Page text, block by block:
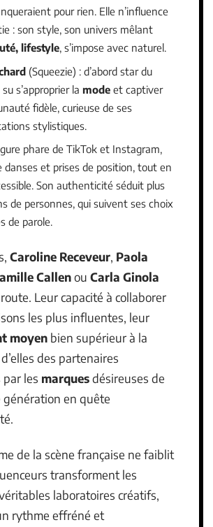
pour rien. Elle n’influence
: son style, son univers mêlant
lifestyle, s’impose avec naturel.
(Squeezie) : d’abord star du
s’approprier la mode et captiver
fidèle, curieuse de ses
stylistiques.
phare de TikTok et Instagram,
danses et prises de position, tout en
Son authenticité séduit plus
de personnes, qui suivent ses choix
de parole.
Caroline Receveur, Paola
Callenou Carla Ginola
Leur capacité à collaborer
les plus influentes, leur
moyen bien supérieur à la
des partenaires
par les marquesdésireuses de
en quête
de la scène française ne faiblit
transforment les
laboratoires créatifs,
rythme effréné et